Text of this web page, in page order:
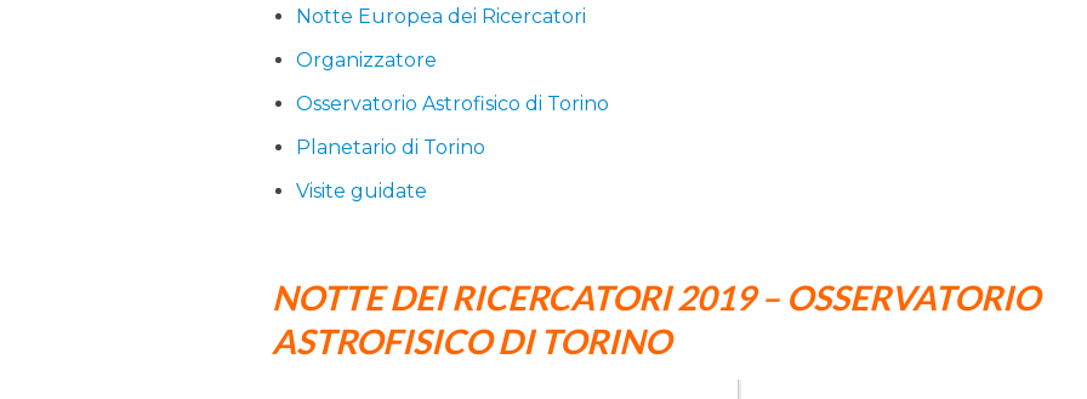
Notte Europea dei Ricercatori
Organizzatore
Osservatorio Astrofisico di Torino
Planetario di Torino
Visite guidate
NOTTE DEI RICERCATORI 2019 – OSSERVATORIO
ASTROFISICO DI TORINO